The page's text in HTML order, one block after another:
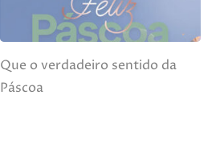
Que o verdadeiro sentido da
Páscoa